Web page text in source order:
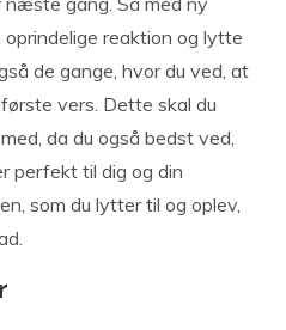
oprindelige reaktion og lytte
de gange, hvor du ved, at
vers. Dette skal du
da du også bedst ved,
perfekt til dig og din
som du lytter til og oplev,